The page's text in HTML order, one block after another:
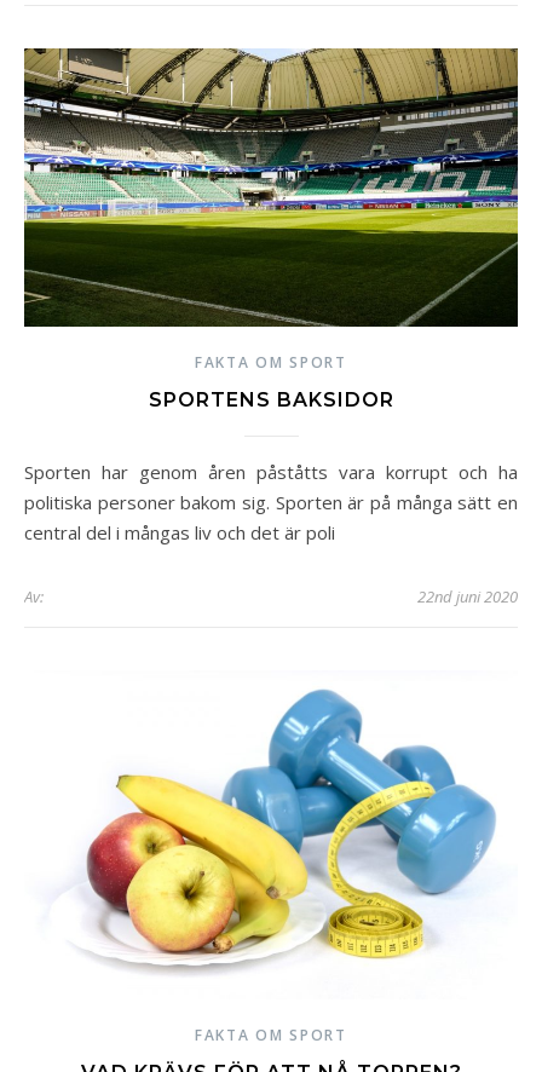
FAKTA OM SPORT
SPORTENS BAKSIDOR
Sporten har genom åren påståtts vara korrupt och ha
politiska personer bakom sig. Sporten är på många sätt en
central del i mångas liv och det är poli
Av: 22nd juni 2020
FAKTA OM SPORT